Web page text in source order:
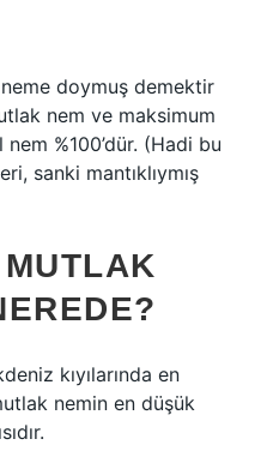
neme doymuş demektir
nem ve maksimum
nem %100’dür. (Hadi bu
sanki mantıklıymış
kıyılarında en
nemin en düşük